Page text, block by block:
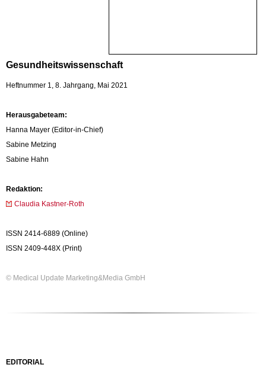
Gesundheitswissenschaft
Heftnummer 1, 8. Jahrgang, Mai 2021
Herausgabeteam:
Hanna Mayer (Editor-in-Chief)
Sabine Metzing
Sabine Hahn
Redaktion:
Claudia Kastner-Roth
ISSN 2414-6889 (Online)
ISSN 2409-448X (Print)
© Medical Update Marketing&Media GmbH
EDITORIAL